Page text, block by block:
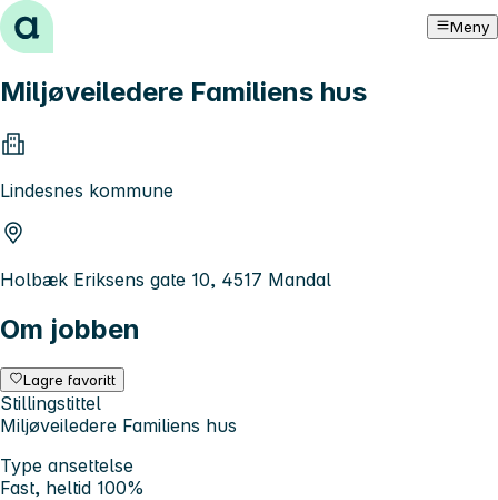
Hopp til innhold Meny
Miljøveiledere Familiens hus
Lindesnes kommune
Holbæk Eriksens gate 10, 4517 Mandal
Om jobben
Lagre favoritt
Stillingstittel
Miljøveiledere Familiens hus
Type ansettelse
Fast, heltid 100%